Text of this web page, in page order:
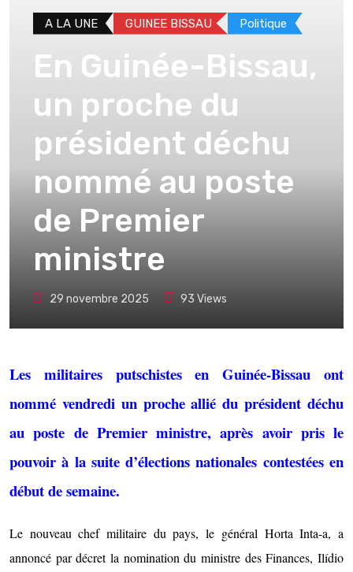
A LA UNE GUINEE BISSAU Politique
En Guinée-Bissau,
un proche du
président déchu
nommé au poste
de Premier
ministre
29 novembre 2025 93 Views
Les militaires putschistes en Guinée-Bissau ont
nommé vendredi un proche allié du président déchu
au poste de Premier ministre, après avoir pris le
pouvoir à la suite d’élections nationales contestées en
début de semaine.
Le nouveau chef militaire du pays, le général Horta Inta-a, a
annoncé par décret la nomination du ministre des Finances, Ilídio